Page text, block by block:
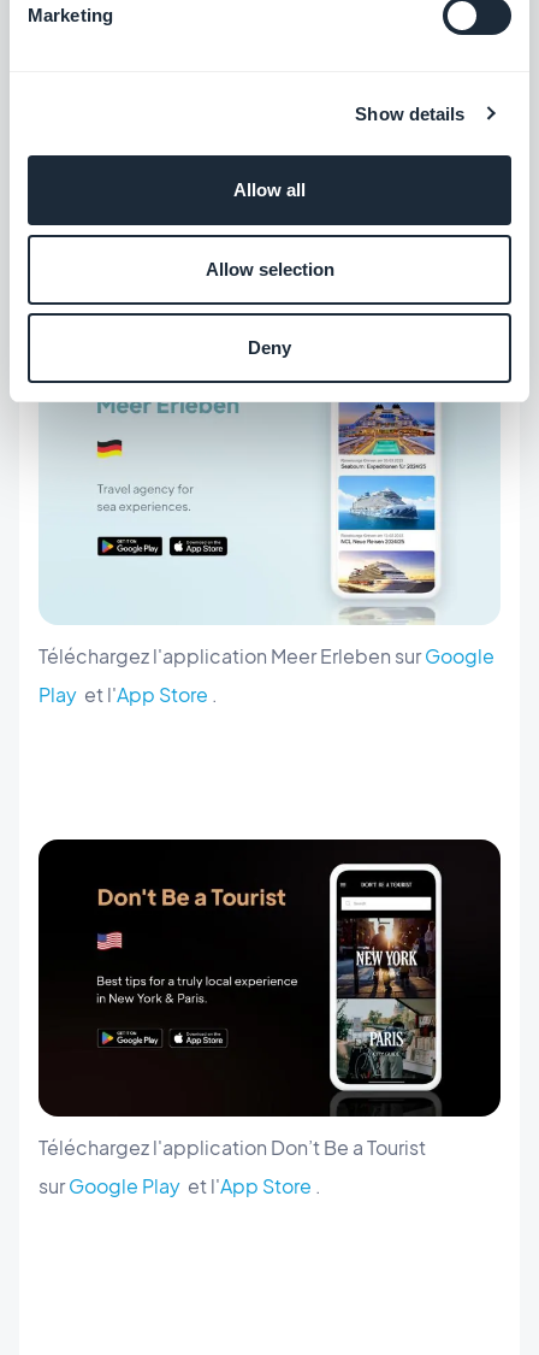
Marketing
Show details
Allow all
Allow selection
Deny
Découvrez NL Nightlife sur leWeb
l'application surGoogle Playet l'App Store.
Téléchargez l'application Meer Erleben surGoogle
Play et l'App Store .
Téléchargez l'application Don’t Be a Tourist
surGoogle Play et l'App Store .